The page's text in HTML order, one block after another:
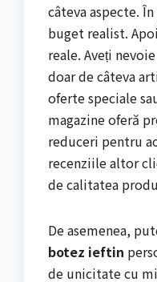
câteva aspecte.
buget realist.
reale. Aveți
doar de câteva
oferte speciale
magazine oferă
reduceri pentru
recenziile altor
de calitatea
De asemenea,
botez ieftin
de unicitate cu